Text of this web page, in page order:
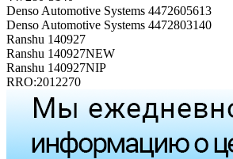
Denso Automotive Systems 4472605613
Denso Automotive Systems 4472803140
Ranshu 140927
Ranshu 140927NEW
Ranshu 140927NIP
RRO:2012270